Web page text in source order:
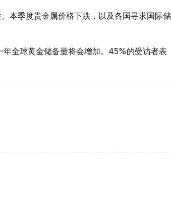
本季度贵金属价格下跌，以及各国寻求国际储
全球黄金储备量将会增加。45%的受访者表